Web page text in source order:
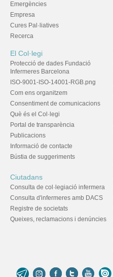
Emergències
Empresa
Cures Pal·liatives
Recerca
El Col·legi
Protecció de dades Fundació
Infermeres Barcelona
ISO-9001-ISO-14001-RGB.png
Com ens organitzem
Consentiment de comunicacions
Què és el Col·legi
Portal de transparència
Publicacions
Informació de contacte
Bústia de suggeriments
Ciutadans
Consulta de col·legiació infermera
Consulta d'infermeres amb DACS
Registre de societats
Queixes, reclamacions i denúncies